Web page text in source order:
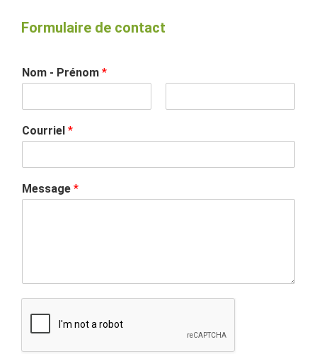
Formulaire de contact
Nom - Prénom *
i
rCourriel *
Message *